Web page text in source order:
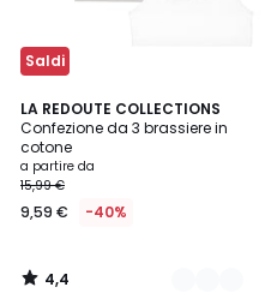
Saldi
LA REDOUTE COLLECTIONS
Confezione da 3 brassiere in
cotone
a partire da
15,99 €
9,59 € -40%
4,4
/ 5
2
Colori
4,4
/